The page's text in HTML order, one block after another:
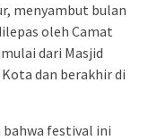
menyambut bulan
oleh Camat
dari Masjid
dan berakhir di
bahwa festival ini